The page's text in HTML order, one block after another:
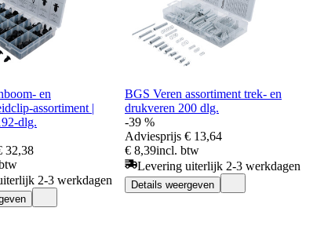
en
assortiment |
dlg.
32,38
2-3 werkdagen
BGS Veren assortiment trek- en
drukveren 200 dlg.
-39 %
Adviesprijs € 13,64
€ 8,39incl. btw
Levering uiterlijk 2-3 werkdagen
Details weergeven